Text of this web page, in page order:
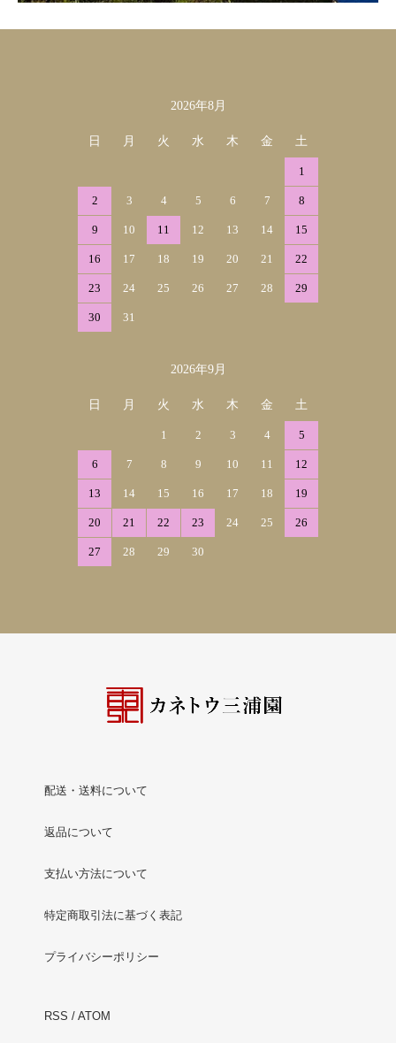
2026年8月
日 月 火 水 木 金 土
1
2 3 4 5 6 7 8
9 10 11 12 13 14 15
16 17 18 19 20 21 22
23 24 25 26 27 28 29
30 31
2026年9月
日 月 火 水 木 金 土
1 2 3 4 5
6 7 8 9 10 11 12
13 14 15 16 17 18 19
20 21 22 23 24 25 26
27 28 29 30
配送・送料について
返品について
支払い方法について
特定商取引法に基づく表記
プライバシーポリシー
RSS / ATOM